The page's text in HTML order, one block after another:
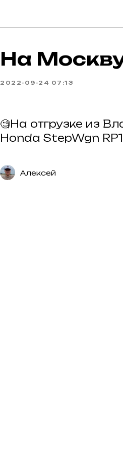
На
2022-09-24 07:13
🧐На отгрузке из
Honda StepWgn
Алексей